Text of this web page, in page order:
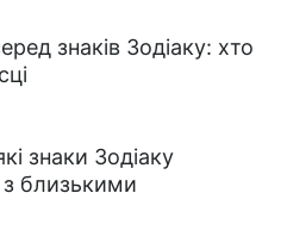
знаків Зодіаку: хто
знаки Зодіаку
з близькими